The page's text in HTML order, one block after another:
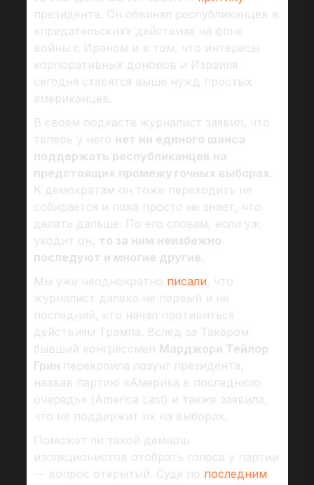
президента. Он обвинял республиканцев в
«предательских» действиях на фоне
войны с Ираном и в том, что интересы
корпоративных доноров и Израиля
сегодня ставятся выше нужд простых
американцев.
В своем подкасте журналист заявил, что
теперь у него нет ни единого шанса
поддержать республиканцев на
предстоящих промежуточных выборах.
К демократам он тоже переходить не
собирается и пока просто не знает, что
делать дальше. По его словам, если уж
уходит он, то за ним неизбежно
последуют и многие другие.
Мы уже неоднократно писали, что
журналист далеко не первый и не
последний, кто начал противиться
действиям Трампа. Вслед за Такером
бывший конгрессмен Марджори Тейлор
Грин перекроила лозунг президента,
назвав партию «Америка в последнюю
очередь» (America Last) и также заявила,
что не поддержит их на выборах.
Поможет ли такой демарш
изоляционистов отобрать голоса у партии
— вопрос открытый. Судя по последним